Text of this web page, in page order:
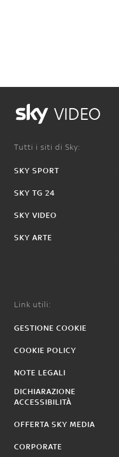
VIDEO
Tutti i siti di Sky:
SKY SPORT
SKY TG 24
SKY VIDEO
SKY ARTE
Link utili:
GESTIONE COOKIE
COOKIE POLICY
NOTE LEGALI
DICHIARAZIONE
ACCESSIBILITÀ
OFFERTA SKY MEDIA
CORPORATE